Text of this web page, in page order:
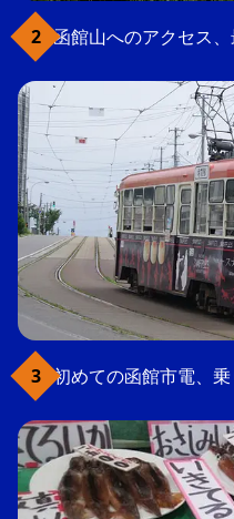
函館山へのアクセス
初めての函館市電、